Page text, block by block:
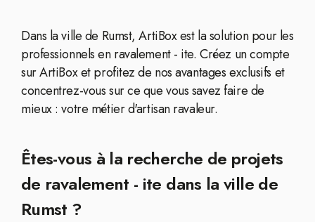
Dans la ville de Rumst, ArtiBox est la solution pour les
professionnels en ravalement - ite. Créez un compte
sur ArtiBox et profitez de nos avantages exclusifs et
concentrez-vous sur ce que vous savez faire de
mieux : votre métier d'artisan ravaleur.
Êtes-vous à la recherche de projets
de ravalement - ite dans la ville de
Rumst ?